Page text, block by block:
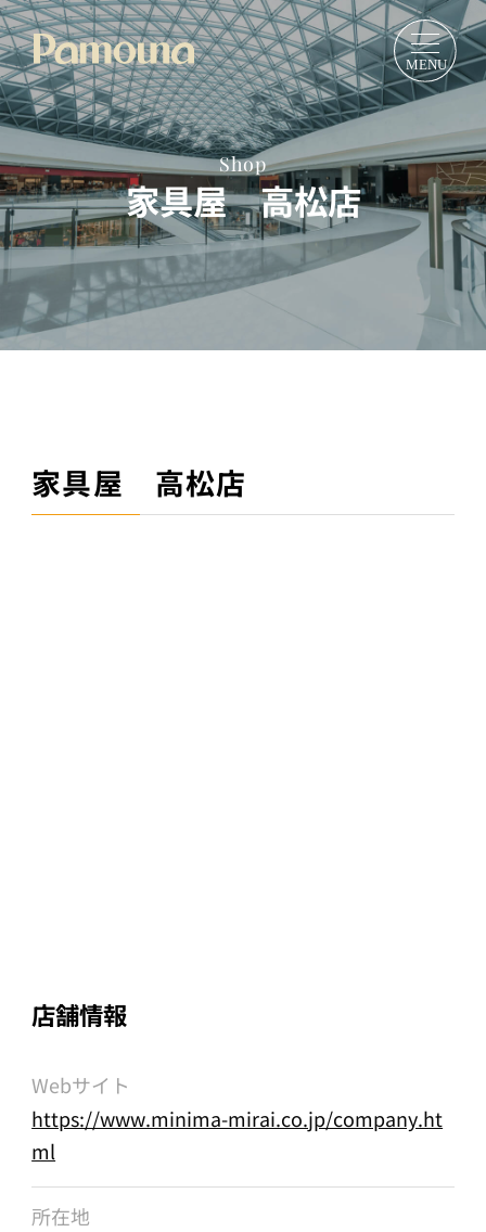
Shop
家具屋 高松店
家具屋 高松店
店舗情報
Webサイト
https://www.minima-mirai.co.jp/company.ht
ml
所在地